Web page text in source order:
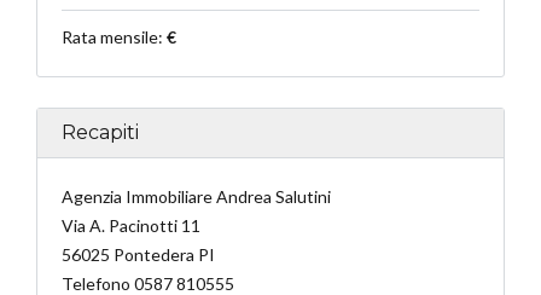
Rata mensile: €
Recapiti
Agenzia Immobiliare Andrea Salutini
Via A. Pacinotti 11
56025 Pontedera PI
Telefono 0587 810555